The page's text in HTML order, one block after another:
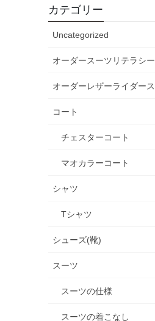
カテゴリー
Uncategorized
オーダースーツリテラシー
オーダーレザーライダース
コート
チェスターコート
マオカラーコート
シャツ
Tシャツ
シューズ(靴)
スーツ
スーツの仕様
スーツの着こなし